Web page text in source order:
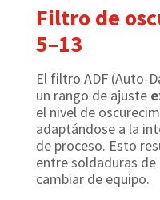
Filtro de
5–13
El filtro ADF (Auto-
un rango de ajuste
el nivel de
adaptándose a la
de proceso. Esto
entre soldaduras
cambiar de equipo.